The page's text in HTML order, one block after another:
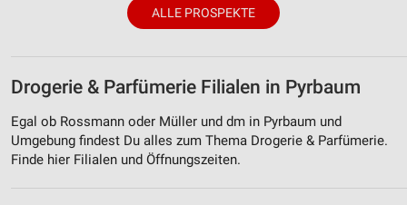
ALLE PROSPEKTE
Drogerie & Parfümerie Filialen in Pyrbaum
Egal ob Rossmann oder Müller und dm in Pyrbaum und
Umgebung findest Du alles zum Thema Drogerie & Parfümerie.
Finde hier Filialen und Öffnungszeiten.